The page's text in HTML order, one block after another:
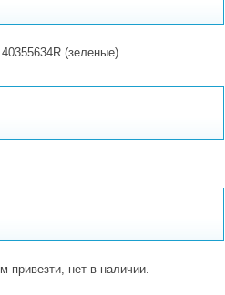
(зеленые).
нет в наличии.